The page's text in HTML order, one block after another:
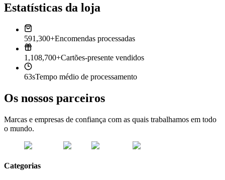
Estatísticas da loja
591,300+Encomendas processadas
1,108,700+Cartões-presente vendidos
63sTempo médio de processamento
Os nossos parceiros
Marcas e empresas de confiança com as quais trabalhamos em todo
o mundo.
Categorias